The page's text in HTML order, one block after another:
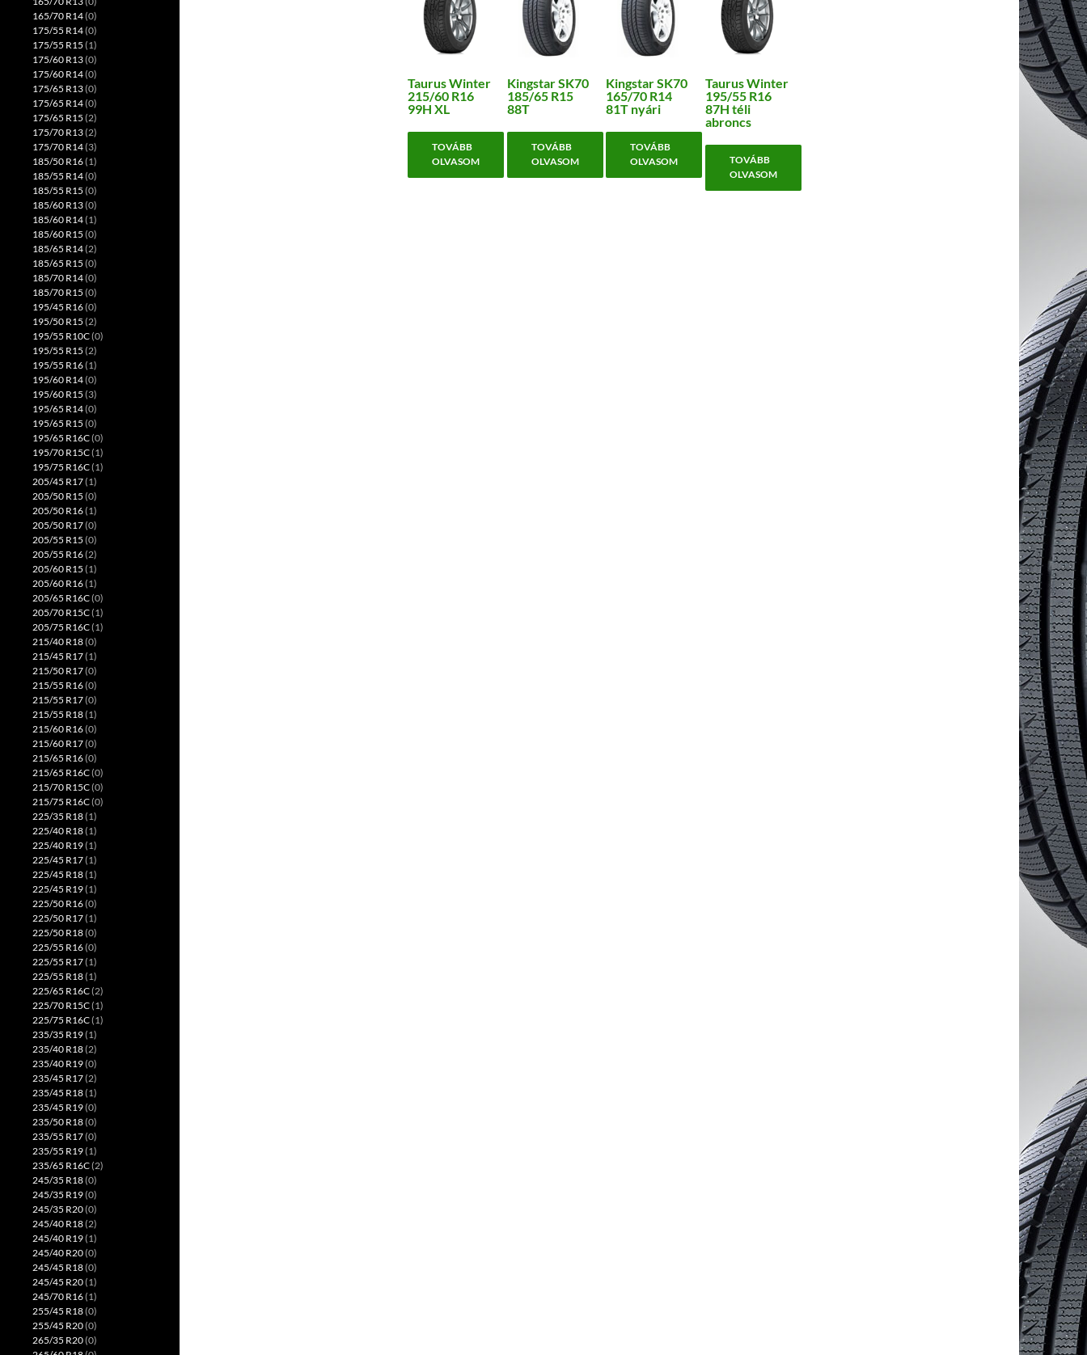
Taurus Winter
215/60 R16
99H XL
TOVÁBB
OLVASOM
Kingstar SK70
185/65 R15
88T
TOVÁBB
OLVASOM
Kingstar SK70
165/70 R14
81T nyári
TOVÁBB
OLVASOM
Taurus Winter
195/55 R16
87H téli
abroncs
TOVÁBB
OLVASOM
165/70 R14(0)
175/55 R14(0)
175/55 R15 (1)
175/60 R13(0)
175/60 R14(0)
175/65 R13(0)
175/65 R14(0)
175/65 R15 (2)
175/70 R13(2)
175/70 R14(3)
185/50 R16(1)
185/55 R14(0)
185/55 R15 (0)
185/60 R13(0)
185/60 R14(1)
185/60 R15 (0)
185/65 R14(2)
185/65 R15 (0)
185/70 R14(0)
185/70 R15 (0)
195/45 R16(0)
195/50 R15 (2)
195/55 R10C(0)
195/55 R15 (2)
195/55 R16(1)
195/60 R14(0)
195/60 R15 (3)
195/65 R14(0)
195/65 R15 (0)
195/65 R16C(0)
195/70 R15C(1)
195/75 R16C(1)
205/45 R17(1)
205/50 R15 (0)
205/50 R16(1)
205/50 R17(0)
205/55 R15 (0)
205/55 R16(2)
205/60 R15 (1)
205/60 R16(1)
205/65 R16C(0)
205/70 R15C(1)
205/75 R16C(1)
215/40 R18(0)
215/45 R17(1)
215/50 R17(0)
215/55 R16(0)
215/55 R17(0)
215/55 R18(1)
215/60 R16(0)
215/60 R17(0)
215/65 R16(0)
215/65 R16C(0)
215/70 R15C(0)
215/75 R16C(0)
225/35 R18(1)
225/40 R18(1)
225/40 R19(1)
225/45 R17(1)
225/45 R18(1)
225/45 R19(1)
225/50 R16(0)
225/50 R17(1)
225/50 R18(0)
225/55 R16(0)
225/55 R17(1)
225/55 R18(1)
225/65 R16C(2)
225/70 R15C(1)
225/75 R16C(1)
235/35 R19(1)
235/40 R18(2)
235/40 R19(0)
235/45 R17(2)
235/45 R18(1)
235/45 R19(0)
235/50 R18(0)
235/55 R17(0)
235/55 R19(1)
235/65 R16C(2)
245/35 R18(0)
245/35 R19(0)
245/35 R20(0)
245/40 R18(2)
245/40 R19(1)
245/40 R20(0)
245/45 R18(0)
245/45 R20(1)
245/70 R16(1)
255/45 R18(0)
255/45 R20(0)
265/35 R20(0)